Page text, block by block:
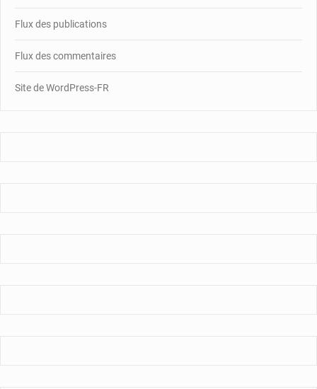
Flux des publications
Flux des commentaires
Site de WordPress-FR